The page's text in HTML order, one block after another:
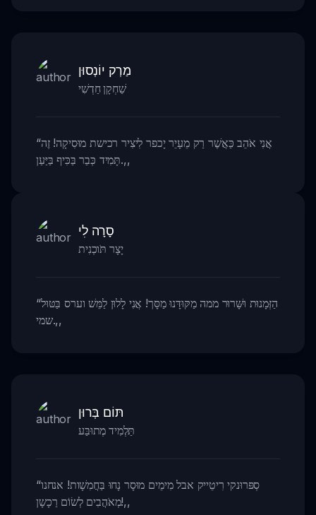
מַרְק יוֹנְסוּן
שַׁחְקָן חַדְשִׁי
“אֲנִי אֹהֵב כַּאֲשֶׁר רַק מֵעָיֵר יָכפר לִיצִיר רכישת מוּסִיקָה! זֶה
תָּמִיד כְּבַר בַּכִּיף בַּיַּעַן.,,
סָרָה לִי
יָצָר תֹּוכְנִית
“הַזְּמָנוּת וּשָּׁרוּר ממה מַקּוּדָּנוּ מַסָּך! אֲנִי לָלוּן לַמֵּשׁ וערס בַּטּוּל
שמי.,,
תּוֹם בְּרוּן
תַּלְמִיד מְתוּבַּע
“סְפּרוּנקי רִיטֵייק אבל מִימֵים מוּסָר נָחוּ בַּחֲמִשָׁות! אנחנו
מְאֹהֲבִים לְשׂוֹם רַכָשָן!,,